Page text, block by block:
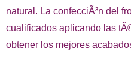
natural. La confecciÃ³n del
cualificados aplicando las
obtener los mejores